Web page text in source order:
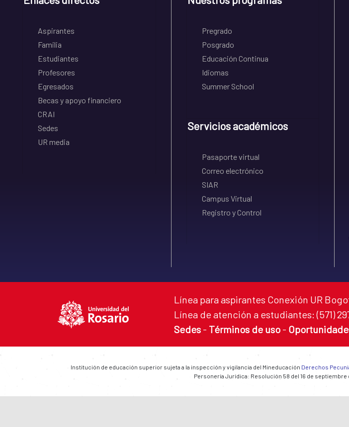
Aspirantes
Familia
Estudiantes
Profesores
Egresados
Becas y apoyo financiero
CRAI
Sedes
UR media
Pregrado
Posgrado
Educación Continua
Idiomas
Summer School
Servicios académicos
Pasaporte virtual
Correo electrónico
SIAR
Campus Virtual
Registro y Control
Línea para aspirantes Conexión UR
Línea de atención a estudiantes: (571)
Sedes - Términos de uso -
Institución de educación superior sujeta a la inspección y vigilancia del Mineducación Derechos
Personería Jurídica: Resolución 58 del 16 de septiembre